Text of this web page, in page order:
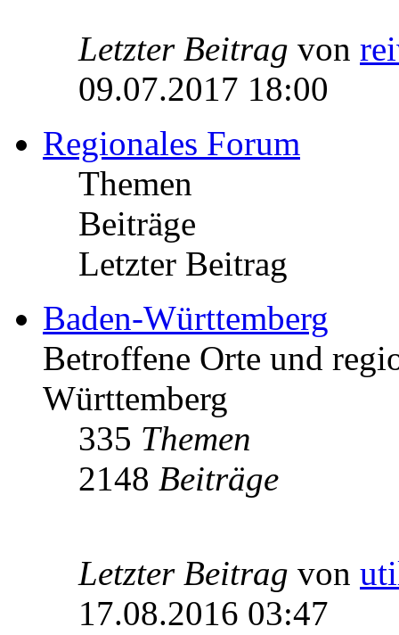
Letzter Beitrag von
09.07.2017 18:00
Regionales Forum
Themen
Beiträge
Letzter Beitrag
Baden-Württemberg
Betroffene Orte und
Württemberg
335 Themen
2148 Beiträge
Letzter Beitrag von
17.08.2016 03:47